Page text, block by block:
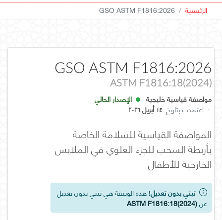
الرئيسية GSO ASTM F1816:2026
GSO ASTM F1816:2026
ASTM F1816:18(2024)
مواصفة قياسية خليجية
الإصدار الحالي
· اعتمدت بتاريخ ١٤ أبريل ٢٠٢٦
المواصفة القياسية للسلامة الخاصة
بأربطة السحب للجزء العلوي في الملابس
الخارجية للأطفال
تبني بدون تعديل! هذه الوثيقة هي تبني بدون تعديل
عنASTM F1816:18(2024)